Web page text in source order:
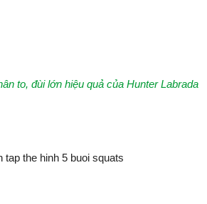
to, đùi lớn hiệu quả của Hunter Labrada